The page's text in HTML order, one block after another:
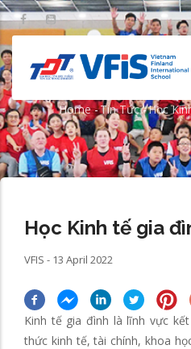
Skip
to
main
content
Học Kinh tế gia
Home -Tin Tức -Học
Học Kinh tế gia
VFIS - 13 April 2022
Kinh tế gia đình là lĩnh vực
thức kinh tế, tài chính, khoa